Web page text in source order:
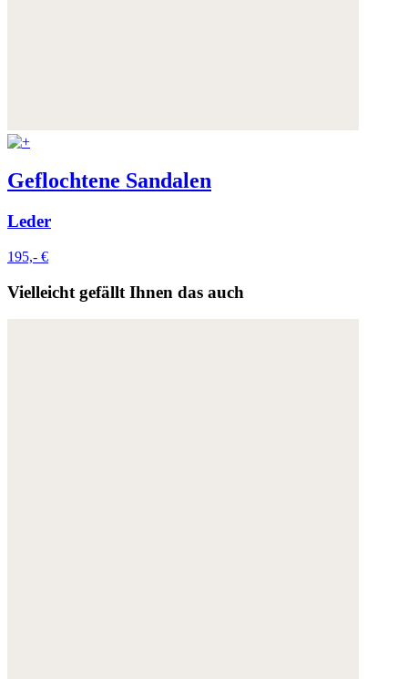
Geflochtene Sandalen
Leder
195,- €
Vielleicht gefällt Ihnen das auch